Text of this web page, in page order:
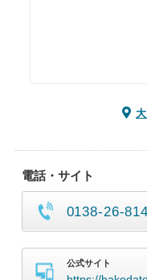
電話・サイト
0138-26-
公式サイト